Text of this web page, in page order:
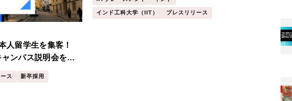
人留学生を集客！
ンパス説明会を開
ス 新卒採用
「StudyGoWork JAPAN」2年目のコー
スがスタートしました
インド工科大学（IIT） プレスリリース